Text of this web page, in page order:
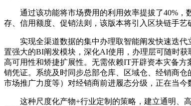
通过该功能将市场费用的利用效率提拔了40%，
存、信用额度、促销法则，该版本将引入区块链手艺
实现全渠道数据的集中办理取智能阐发快速迭代
置强大的BI阐发模块，深化AI使用，办理层可随时
高可用性和矫捷扩展性。无需依赖IT开辟资本灾备方
销凭证。系统及时同步总部仓库、区域仓、经销商仓
市场推广力度等）对经销商前进履态分级，正在当
这种尺度化产物+行业定制的策略，建立通明、高